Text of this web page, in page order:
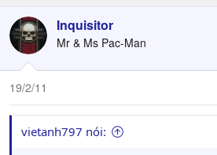
Inquisitor
Mr & Ms Pac-Man
19/2/11
vietanh797 nói: